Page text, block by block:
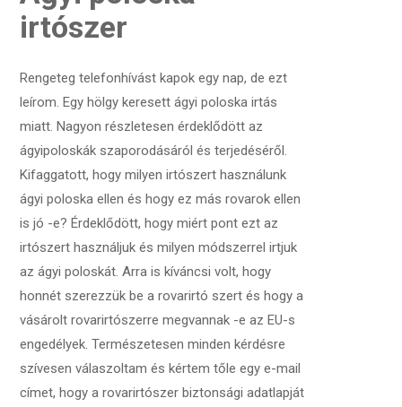
irtószer
Rengeteg telefonhívást kapok egy nap, de ezt
leírom. Egy hölgy keresett ágyi poloska irtás
miatt. Nagyon részletesen érdeklődött az
ágyipoloskák szaporodásáról és terjedéséről.
Kifaggatott, hogy milyen irtószert használunk
ágyi poloska ellen és hogy ez más rovarok ellen
is jó -e? Érdeklődött, hogy miért pont ezt az
irtószert használjuk és milyen módszerrel irtjuk
az ágyi poloskát. Arra is kíváncsi volt, hogy
honnét szerezzük be a rovarirtó szert és hogy a
vásárolt rovarirtószerre megvannak -e az EU-s
engedélyek. Természetesen minden kérdésre
szívesen válaszoltam és kértem tőle egy e-mail
címet, hogy a rovarirtószer biztonsági adatlapját